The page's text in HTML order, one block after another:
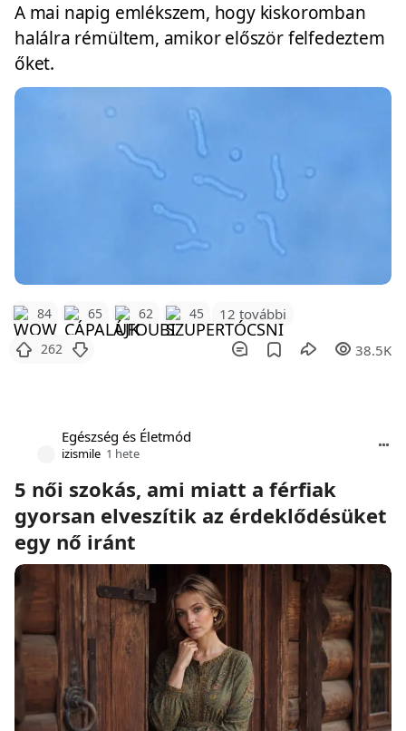
A mai napig emlékszem, hogy kiskoromban
halálra rémültem, amikor először felfedeztem
őket.
84 65 62 45 12 további
262 38.5K
Egészség és Életmód
izismile 1 hete
5 női szokás, ami miatt a férfiak
gyorsan elveszítik az érdeklődésüket
egy nő iránt